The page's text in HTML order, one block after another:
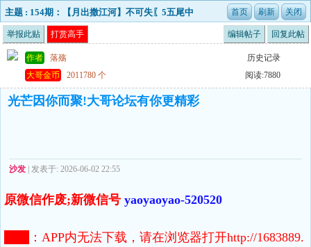
主题 : 154期：【月出撒江河】不可失〖5五尾中
特〗精彩推荐,让您暴富的猛料！
举报此贴 打赏高手 编辑帖子 回复此帖
作者 落殇
历史记录
大哥金币
2011780 个 阅读:7880
光芒因你而聚!大哥论坛有你更精彩
沙发 | 发表于: 2026-06-02 22:55
原微信作废;新微信号 yaoyaoyao-520520
： APP内无法下载，请在浏览器打开http://1683889.